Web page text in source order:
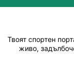
Твоят спортен
живо,